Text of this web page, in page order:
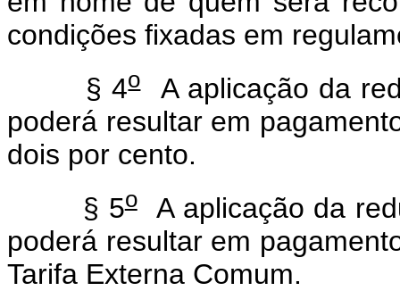
condições fixadas em
§ 4oA aplicação da
poderá resultar em
dois por cento.
§ 5oA aplicação da
poderá resultar em
Tarifa Externa Comum.